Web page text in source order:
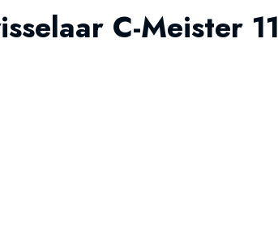
C-Meister 11